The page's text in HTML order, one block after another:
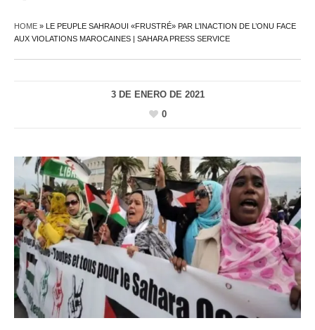
HOME » LE PEUPLE SAHRAOUI «FRUSTRÉ» PAR L’INACTION DE L’ONU FACE
AUX VIOLATIONS MAROCAINES | SAHARA PRESS SERVICE
3 DE ENERO DE 2021
0